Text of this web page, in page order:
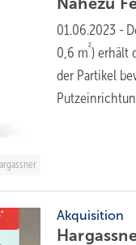
01.06.2023 -
0,6 m²) erhält
der Partikel
Akquisition